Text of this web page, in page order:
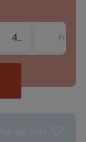
45 min